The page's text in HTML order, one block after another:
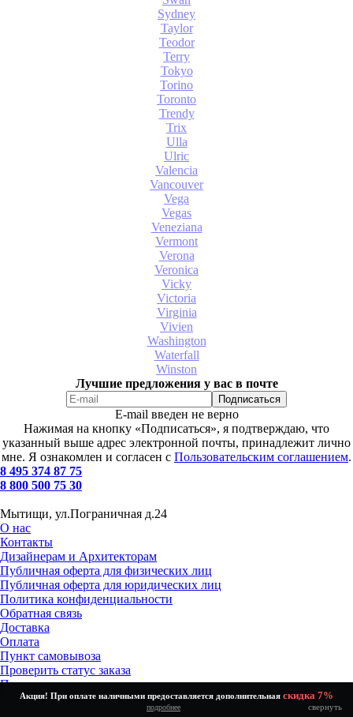
Акция! При оплате наличными предоставляется дополнительная скидка 7%
подробнее свернуть
Sydney
Taylor
Teodor
Terry
Tokyo
Torino
Toronto
Trendy
Trix
Ulla
Ulric
Valencia
Vancouver
Vega
Vegas
Veneziana
Vermont
Verona
Veronica
Vicky
Victoria
Virginia
Vivien
Washington
Waterfall
Winston
Лучшие предложения у вас в почте
E-mail введен не верно
Нажимая на кнопку «Подписаться», я подтверждаю, что
указанный выше адрес электронной почты, принадлежит лично
мне. Я ознакомлен и согласен с Пользовательским соглашением.
8 495 374 87 75
8 800 500 75 30
Мытищи, ул.Пограничная д.24
О нас
Контакты
Дизайнерам и Архитекторам
Публичная оферта для физических лиц
Публичная оферта для юридических лиц
Политика конфиденциальности
Обратная связь
Доставка
Оплата
Пункт самовывоза
Проверить статус заказа
Получение и возврат товара
Установка и подключение